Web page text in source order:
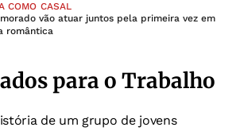
COMO CASAL
vão atuar juntos pela primeira vez em
romântica
para o Trabalho
de um grupo de jovens